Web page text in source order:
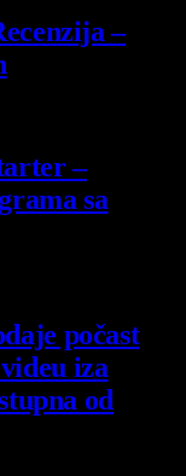
–
–
sa
počast
iza
od